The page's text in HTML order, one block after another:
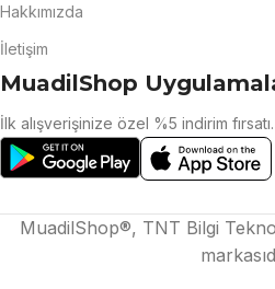
Hakkımızda
İletişim
MuadilShop
İlk alışverişinize özel %5 indirim fırsatı.
MuadilShop®, TNT Bilgi